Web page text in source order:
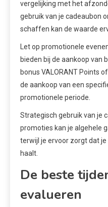
vergelijking met het
gebruik van je cadeaubon
schaffen kan de waarde
Let op promotionele
bieden bij de aankoop van
bonus VALORANT Points
de aankoop van een
promotionele periode.
Strategisch gebruik van je
promoties kan je algehele
terwijl je ervoor zorgt dat
haalt.
De beste
evalueren